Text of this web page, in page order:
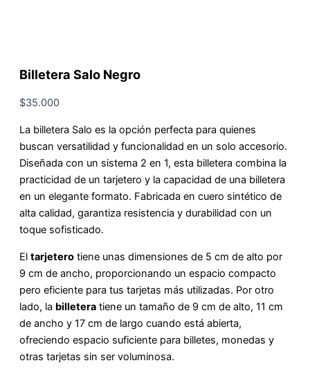
Billetera Salo Negro
$35.000
La billetera Salo es la opción perfecta para quienes
buscan versatilidad y funcionalidad en un solo accesorio.
Diseñada con un sistema 2 en 1, esta billetera combina la
practicidad de un tarjetero y la capacidad de una billetera
en un elegante formato. Fabricada en cuero sintético de
alta calidad, garantiza resistencia y durabilidad con un
toque sofisticado.
El tarjetero tiene unas dimensiones de 5 cm de alto por
9 cm de ancho, proporcionando un espacio compacto
pero eficiente para tus tarjetas más utilizadas. Por otro
lado, la billetera tiene un tamaño de 9 cm de alto, 11 cm
de ancho y 17 cm de largo cuando está abierta,
ofreciendo espacio suficiente para billetes, monedas y
otras tarjetas sin ser voluminosa.